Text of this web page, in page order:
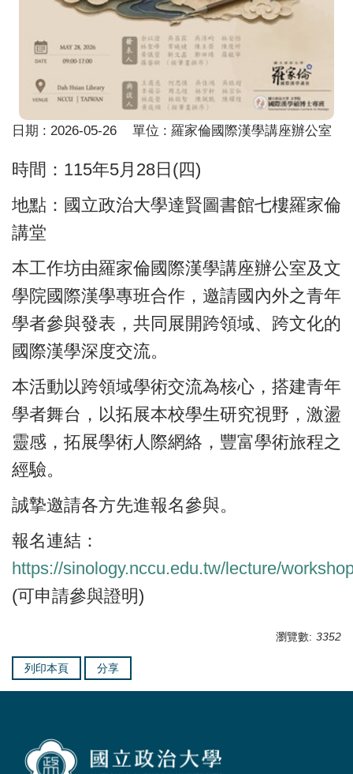
日期 : 2026-05-26 單位 : 羅家倫國際漢學講座辦公室
時間：115年5月28日(四)
地點：國立政治大學達賢圖書館七樓羅家倫
講堂
本工作坊由羅家倫國際漢學講座辦公室及文
學院國際漢學專班合作，邀請國內外之青年
學者參與發表，共同展開跨領域、跨文化的
國際漢學深度交流。
本活動以跨領域學術交流為核心，搭建青年
學者舞台，以拓展本校學生研究視野，激盪
靈感，拓展學術人際網絡，豐富學術旅程之
經驗。
誠摯邀請各方先進報名參與。
報名連結：
https://sinology.nccu.edu.tw/lecture/
(可申請參與證明)
瀏覽數: 3352
列印本頁 分享